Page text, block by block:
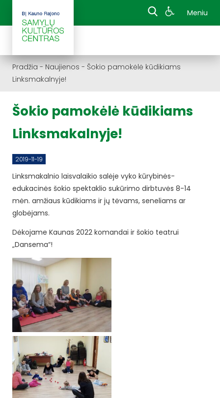
Meniu
Pradžia - Naujienos - Šokio pamokėlė kūdikiams
Linksmakalnyje!
Šokio pamokėlė kūdikiams
Linksmakalnyje!
2019-11-19
Linksmakalnio laisvalaikio salėje vyko kūrybinės-
edukacinės šokio spektaklio sukūrimo dirbtuvės 8-14
mėn. amžiaus kūdikiams ir jų tėvams, seneliams ar
globėjams.
Dėkojame Kaunas 2022 komandai ir šokio teatrui
„Dansema“!